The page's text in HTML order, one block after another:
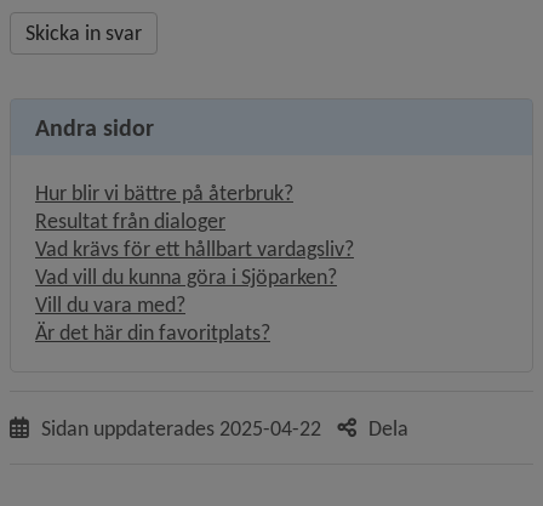
Andra sidor
Hur blir vi bättre på återbruk?
Resultat från dialoger
Vad krävs för ett hållbart vardagsliv?
Vad vill du kunna göra i Sjöparken?
Vill du vara med?
Är det här din favoritplats?
Sidan uppdaterades 2025-04-22 Dela